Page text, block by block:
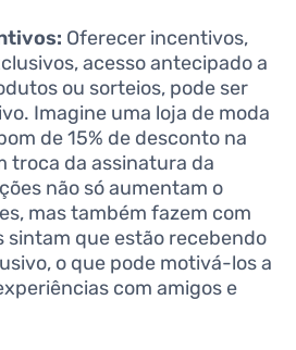
Oferecer incentivos,
acesso antecipado a
ou sorteios, pode ser
Imagine uma loja de moda
de 15% de desconto na
troca da assinatura da
não só aumentam o
mas também fazem com
sintam que estão recebendo
o que pode motivá-los a
com amigos e